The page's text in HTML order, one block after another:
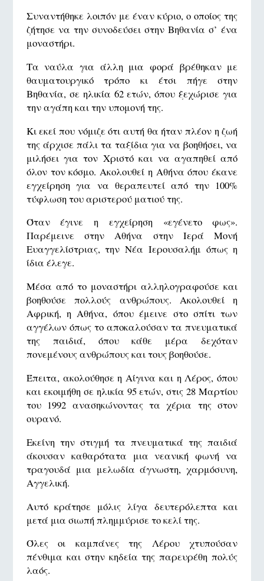
Συναντήθηκε λοιπόν με έναν κύριο, ο οποίος της
ζήτησε να την συνοδεύσει στην Βηθανία σ’ ένα
μοναστήρι.
Τα ναύλα για άλλη μια φορά βρέθηκαν με
θαυματουργικό τρόπο κι έτσι πήγε στην
Βηθανία, σε ηλικία 62 ετών, όπου ξεχώρισε για
την αγάπη και την υπομονή της.
Κι εκεί που νόμιζε ότι αυτή θα ήταν πλέον η ζωή
της άρχισε πάλι τα ταξίδια για να βοηθήσει, να
μιλήσει για τον Χριστό και να αγαπηθεί από
όλον τον κόσμο. Ακολουθεί η Αθήνα όπου έκανε
εγχείρηση για να θεραπευτεί από την 100%
τύφλωση του αριστερού ματιού της.
Όταν έγινε η εγχείρηση «εγένετο φως».
Παρέμεινε στην Αθήνα στην Ιερά Μονή
Ευαγγελίστριας, την Νέα Ιερουσαλήμ όπως η
ίδια έλεγε.
Μέσα από το μοναστήρι αλληλογραφούσε και
βοηθούσε πολλούς ανθρώπους. Ακολουθεί η
Αφρική, η Αθήνα, όπου έμεινε στο σπίτι των
αγγέλων όπως το αποκαλούσαν τα πνευματικά
της παιδιά, όπου κάθε μέρα δεχόταν
πονεμένους ανθρώπους και τους βοηθούσε.
Έπειτα, ακολούθησε η Αίγινα και η Λέρος, όπου
και εκοιμήθη σε ηλικία 95 ετών, στις 28 Μαρτίου
του 1992 ανασηκώνοντας τα χέρια της στον
ουρανό.
Εκείνη την στιγμή τα πνευματικά της παιδιά
άκουσαν καθαρότατα μια νεανική φωνή να
τραγουδά μια μελωδία άγνωστη, χαρμόσυνη,
Αγγελική.
Αυτό κράτησε μόλις λίγα δευτερόλεπτα και
μετά μια σιωπή πλημμύρισε το κελί της.
Όλες οι καμπάνες της Λέρου χτυπούσαν
πένθιμα και στην κηδεία της παρευρέθη πολύς
λαός.